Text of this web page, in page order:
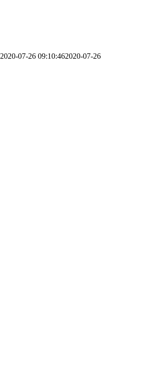
2020-07-26 09:10:462020-07-26